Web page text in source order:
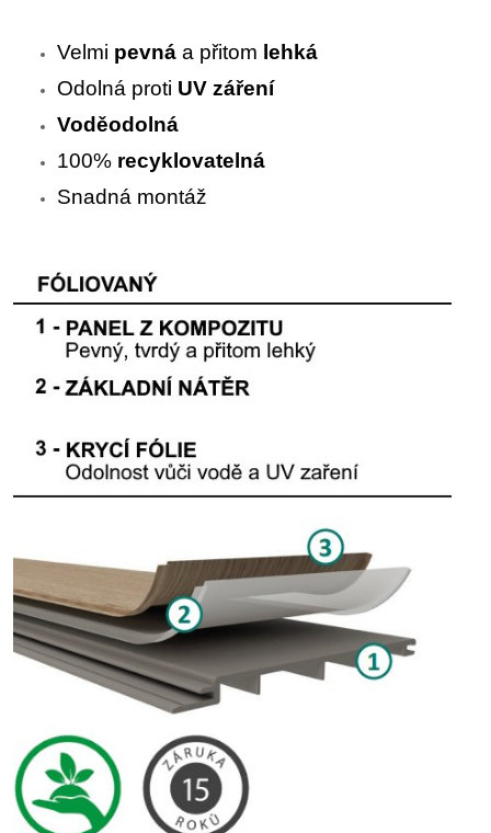
Velmi pevná a přitom lehká
Odolná proti UV záření
Voděodolná
100% recyklovatelná
Snadná montáž